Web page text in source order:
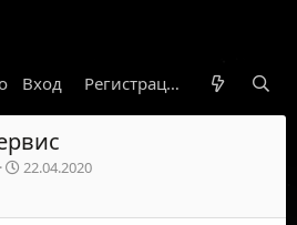
Гарант Новости
Вход Регистрация
Д
22.04.2020